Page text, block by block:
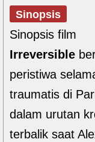
Sinopsis
Sinopsis film
Irreversible
peristiwa
traumatis di
dalam urutan
terbalik saat